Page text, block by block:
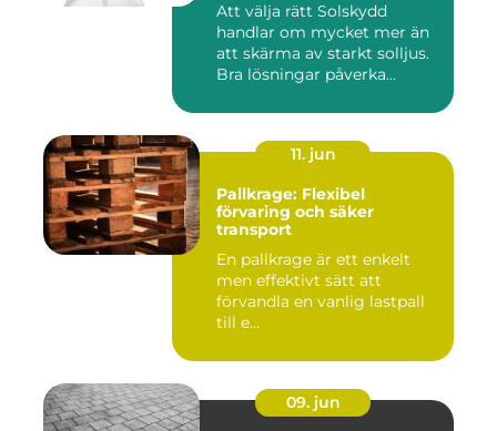
Att välja rätt Solskydd
handlar om mycket mer än
att skärma av starkt solljus.
Bra lösningar påverka...
11. jun
Pallkrage: Flexibel
förvaring och säker
transport
En pallkrage är ett enkelt
men effektivt sätt att
förvandla en vanlig lastpall
till e...
09. jun